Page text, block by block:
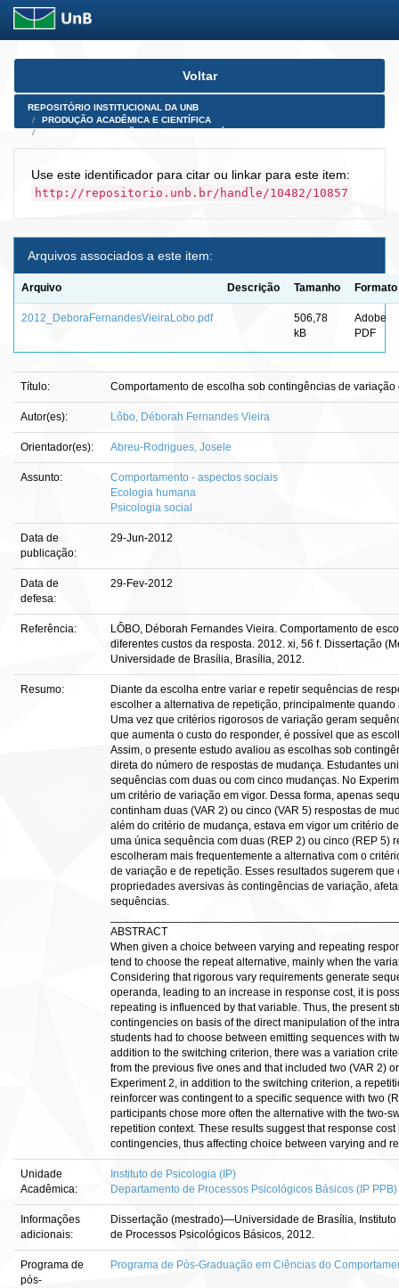
Skip
Voltar
REPOSITÓRIO INSTITUCIONAL DA UNB
PRODUÇÃO ACADÊMICA E CIENTÍFICA
Use este identificador para citar ou linkar para este item:
http://repositorio.unb.br/handle/10482/10857
Arquivos associados a este item:
Arquivo Descrição Tamanho Formato
2012_DeboraFernandesVieiraLobo.pdf
506,78
kB
Adobe
PDF
Título: Comportamento de escolha sob contingências de
Autor(es): Lôbo, Déborah Fernandes Vieira
Orientador(es): Abreu-Rodrigues, Josele
Assunto:
Comportamento - aspectos sociais
Ecologia humana
Psicologia social
Data de
publicação:
29-Jun-2012
Data de
defesa:
29-Fev-2012
Referência:
LÔBO, Déborah Fernandes Vieira. Comportamento de
diferentes custos da resposta. 2012. xi, 56 f. Dissertação
Universidade de Brasília, Brasília, 2012.
Resumo:
Diante da escolha entre variar e repetir sequências de
escolher a alternativa de repetição, principalmente
Uma vez que critérios rigorosos de variação geram
que aumenta o custo do responder, é possível que as
Assim, o presente estudo avaliou as escolhas sob
direta do número de respostas de mudança. Estudantes
sequências com duas ou com cinco mudanças. No
um critério de variação em vigor. Dessa forma, apenas
continham duas (VAR 2) ou cinco (VAR 5) respostas de
além do critério de mudança, estava em vigor um critério
uma única sequência com duas (REP 2) ou cinco (REP 5)
escolheram mais frequentemente a alternativa com o
de variação e de repetição. Esses resultados sugerem
propriedades aversivas às contingências de variação,
sequências.
ABSTRACT
When given a choice between varying and repeating
tend to choose the repeat alternative, mainly when the
Considering that rigorous vary requirements generate
operanda, leading to an increase in response cost, it is
repeating is influenced by that variable. Thus, the present
contingencies on basis of the direct manipulation of the
students had to choose between emitting sequences with
addition to the switching criterion, there was a variation
from the previous five ones and that included two (VAR 2)
Experiment 2, in addition to the switching criterion, a
reinforcer was contingent to a specific sequence with two
participants chose more often the alternative with the two-
repetition context. These results suggest that response
contingencies, thus affecting choice between varying and
Unidade
Acadêmica:
Instituto de Psicologia (IP)
Departamento de Processos Psicológicos Básicos (IP PPB)
Informações
adicionais:
Dissertação (mestrado)—Universidade de Brasília,
de Processos Psicológicos Básicos, 2012.
Programa de
pós-
Programa de Pós-Graduação em Ciências do